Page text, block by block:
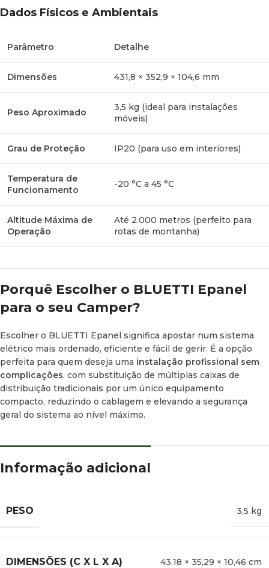
Dados Físicos e Ambientais
Parâmetro Detalhe
Dimensões 431,8 × 352,9 × 104,6 mm
Peso Aproximado
3,5 kg (ideal para instalações
móveis)
Grau de Proteção IP20 (para uso em interiores)
Temperatura de
Funcionamento
-20 °C a 45 °C
Altitude Máxima de
Operação
Até 2.000 metros (perfeito para
rotas de montanha)
Porquê Escolher o BLUETTI Epanel
para o seu Camper?
Escolher o BLUETTI Epanel significa apostar num sistema
elétrico mais ordenado, eficiente e fácil de gerir. É a opção
perfeita para quem deseja uma instalação profissional sem
complicações, com substituição de múltiplas caixas de
distribuição tradicionais por um único equipamento
compacto, reduzindo o cablagem e elevando a segurança
geral do sistema ao nível máximo.
Informação adicional
PESO 3,5 kg
DIMENSÕES (C X L X A) 43,18 × 35,29 × 10,46 cm